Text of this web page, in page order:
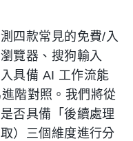
四款常見的免費/入
覽器、搜狗輸入
具備 AI 工作流能
階對照。我們將從
否具備「後續處理
）三個維度進行分